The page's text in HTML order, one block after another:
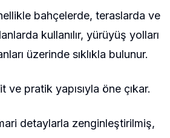
bahçelerde, teraslarda ve
kullanılır, yürüyüş yolları
üzerinde sıklıkla bulunur.
ve pratik yapısıyla öne çıkar.
detaylarla zenginleştirilmiş,